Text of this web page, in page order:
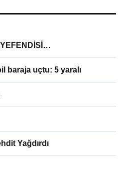
baraja uçtu: 5 yaralı
Yağdırdı